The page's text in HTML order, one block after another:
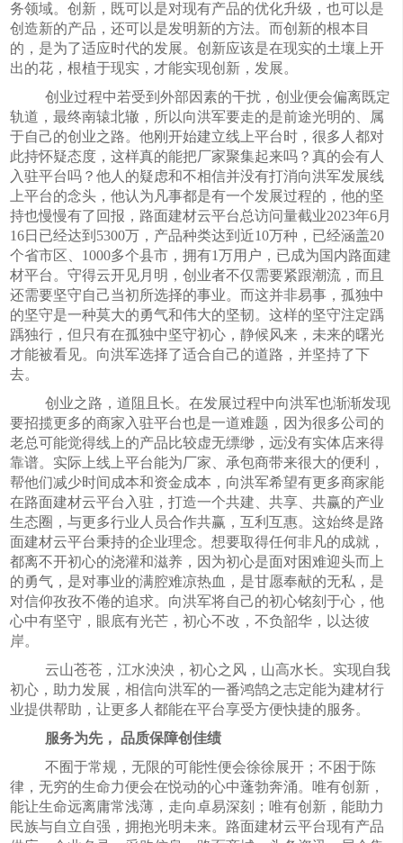
务领域。创新，既可以是对现有产品的优化升级，也可以是
创造新的产品，还可以是发明新的方法。而创新的根本目
的，是为了适应时代的发展。创新应该是在现实的土壤上开
出的花，根植于现实，才能实现创新，发展。
创业过程中若受到外部因素的干扰，创业便会偏离既定
轨道，最终南辕北辙，所以向洪军要走的是前途光明的、属
于自己的创业之路。他刚开始建立线上平台时，很多人都对
此持怀疑态度，这样真的能把厂家聚集起来吗？真的会有人
入驻平台吗？他人的疑虑和不相信并没有打消向洪军发展线
上平台的念头，他认为凡事都是有一个发展过程的，他的坚
持也慢慢有了回报，路面建材云平台总访问量截业2023年6月
16日 已经达到 5300万，产品种类达到近10万种，已经涵盖20
个省市区、 1000多个县市，拥有1万用户，已成为国内路面建
材平台。守得云开见月明，创业者不仅需要紧跟潮流，而且
还需要坚守自己当初所选择的事业。而这并非易事，孤独中
的坚守是一种莫大的勇气和伟大的坚韧。这样的坚守注定踽
踽独行，但只有在孤独中坚守初心，静候风来，未来的曙光
才能被看见。向洪军选择了适合自己的道路，并坚持了下
去。
创业之路，道阻且长。在发展过程中向洪军也渐渐发现
要招揽更多的商家入驻平台也是一道难题，因为很多公司的
老总可能觉得线上的产品比较虚无缥缈，远没有实体店来得
靠谱。实际上线上平台能为厂家、承包商带来很大的便利，
帮他们减少时间成本和资金成本，向洪军希望有更多商家能
在路面建材云平台入驻，打造一个共建、共享、共赢的产业
生态圈，与更多行业人员合作共赢，互利互惠。这始终是路
面建材云平台秉持的企业理念。想要取得任何非凡的成就，
都离不开初心的浇灌和滋养，因为初心是面对困难迎头而上
的勇气，是对事业的满腔难凉热血，是甘愿奉献的无私，是
对信仰孜孜不倦的追求。向洪军将自己的初心铭刻于心，他
心中有坚守，眼底有光芒，初心不改，不负韶华，以达彼
岸。
云山苍苍，江水泱泱，初心之风，山高水长。实现自我
初心，助力发展，相信向洪军的一番鸿鹄之志定能为建材行
业提供帮助，让更多人都能在平台享受方便快捷的服务。
服务为先，
品质保障创佳绩
不囿于常规，无限的可能性便会徐徐展开；不困于陈
律，无穷的生命力便会在悦动的心中蓬勃奔涌。唯有创新，
能让生命远离庸常浅薄，走向卓易深刻；唯有创新，能助力
民族与自立自强，拥抱光明未来。路面建材云平台现有产品